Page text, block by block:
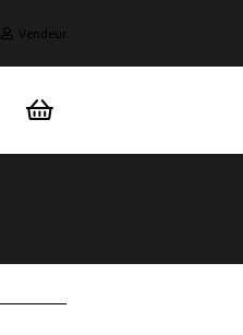
Vendeur